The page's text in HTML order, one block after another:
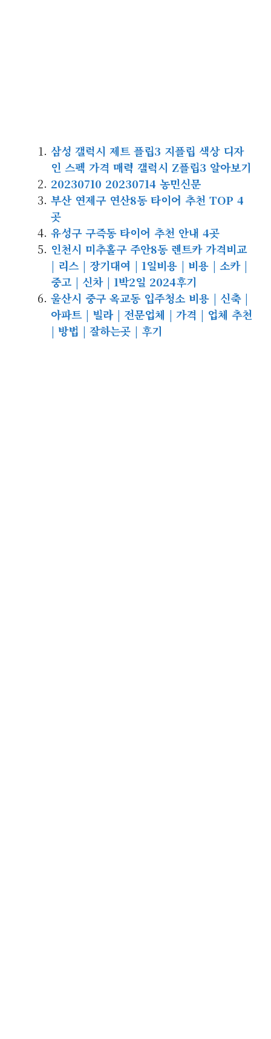
삼성 갤럭시 제트 플립3 지플립 ​색상 디자
인 스펙 가격 매력 갤럭시 Z플립3 알아보기​
20230710 20230714 농민신문
부산 연제구 연산8동 타이어 추천 TOP 4
곳
유성구 구즉동 타이어 추천 안내 4곳
인천시 미추홀구 주안8동 렌트카 가격비교
| 리스 | 장기대여 | 1일비용 | 비용 | 소카 |
중고 | 신차 | 1박2일 2024후기
울산시 중구 옥교동 입주청소 비용 | 신축 |
아파트 | 빌라 | 전문업체 | 가격 | 업체 추천
| 방법 | 잘하는곳 | 후기